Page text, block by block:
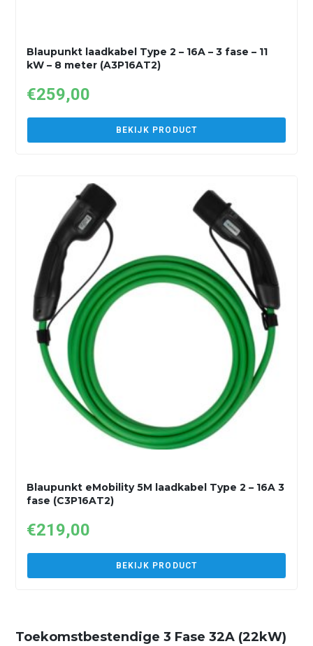
Blaupunkt laadkabel Type 2 – 16A – 3 fase – 11
kW – 8 meter (A3P16AT2)
€259,00
BEKIJK PRODUCT
Blaupunkt eMobility 5M laadkabel Type 2 – 16A 3
fase (C3P16AT2)
€219,00
BEKIJK PRODUCT
Toekomstbestendige 3 Fase 32A (22kW)